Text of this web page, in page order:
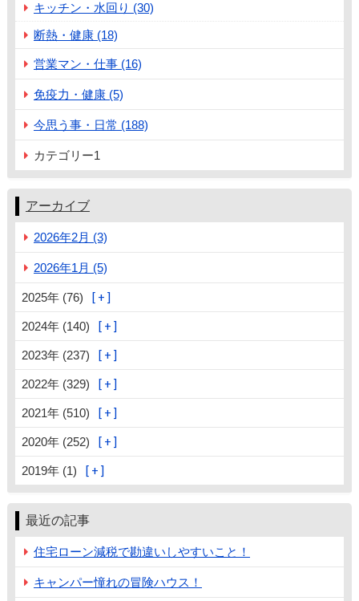
キッチン・水回り (30)
断熱・健康 (18)
営業マン・仕事 (16)
免疫力・健康 (5)
今思う事・日常 (188)
カテゴリー1
アーカイブ
2026年2月 (3)
2026年1月 (5)
2025年 (76)
2024年 (140)
2023年 (237)
2022年 (329)
2021年 (510)
2020年 (252)
2019年 (1)
最近の記事
住宅ローン減税で勘違いしやすいこと！
キャンパー憧れの冒険ハウス！